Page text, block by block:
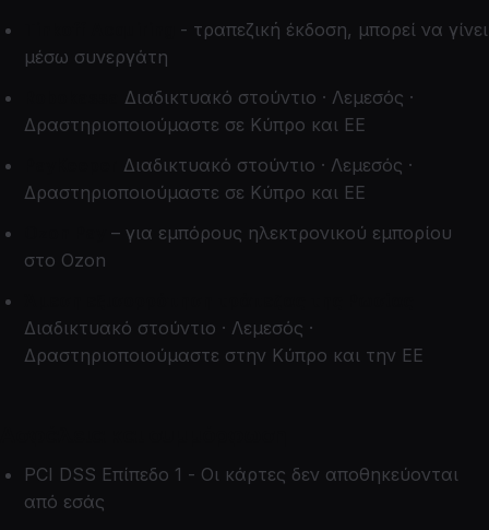
- τραπεζική έκδοση, μπορεί να γίνει
μέσω συνεργάτη
Διαδικτυακό στούντιο · Λεμεσός ·
Δραστηριοποιούμαστε σε Κύπρο και ΕΕ
Διαδικτυακό στούντιο · Λεμεσός ·
Δραστηριοποιούμαστε σε Κύπρο και ΕΕ
– για εμπόρους ηλεκτρονικού εμπορίου
στο Ozon
Διαδικτυακό στούντιο · Λεμεσός ·
Δραστηριοποιούμαστε στην Κύπρο και την ΕΕ
PCI DSS Επίπεδο 1 - Οι κάρτες δεν αποθηκεύονται
από εσάς